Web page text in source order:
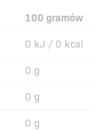
100 gramów
0 kJ / 0 kcal
0 g
0 g
0 g